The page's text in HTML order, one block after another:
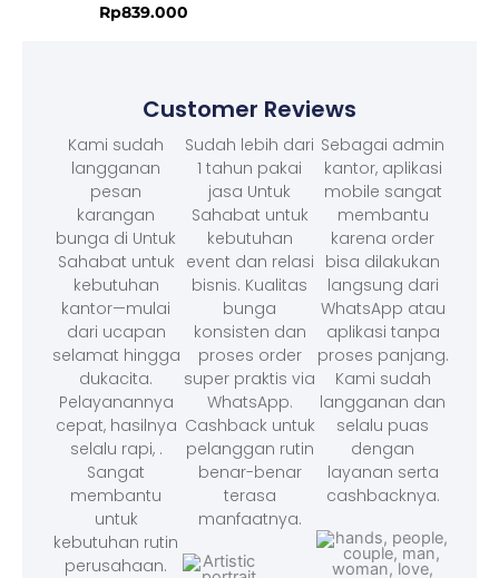
Rp839.000
Customer Reviews
Kami sudah
langganan
pesan
karangan
bunga di Untuk
Sahabat untuk
kebutuhan
kantor—mulai
dari ucapan
selamat hingga
dukacita.
Pelayanannya
cepat, hasilnya
selalu rapi, .
Sangat
membantu
untuk
kebutuhan rutin
perusahaan.
Sudah lebih dari
1 tahun pakai
jasa Untuk
Sahabat untuk
kebutuhan
event dan relasi
bisnis. Kualitas
bunga
konsisten dan
proses order
super praktis via
WhatsApp.
Cashback untuk
pelanggan rutin
benar-benar
terasa
manfaatnya.
Sebagai admin
kantor, aplikasi
mobile sangat
membantu
karena order
bisa dilakukan
langsung dari
WhatsApp atau
aplikasi tanpa
proses panjang.
Kami sudah
langganan dan
selalu puas
dengan
layanan serta
cashbacknya.